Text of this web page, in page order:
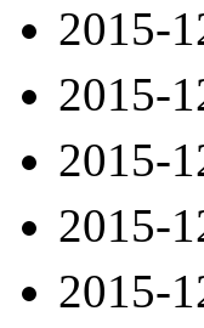
2015-
2015-
2015-
2015-
2015-